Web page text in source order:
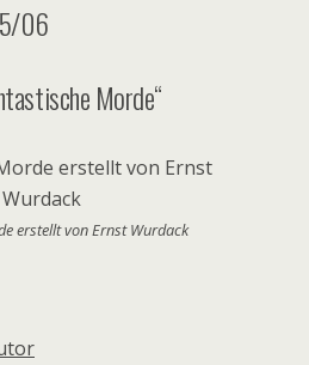
06
Morde“
erstellt von Ernst Wurdack